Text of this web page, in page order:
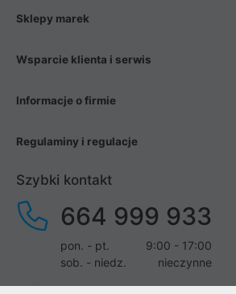
Sklepy marek
Wsparcie klienta i serwis
Informacje o firmie
Regulaminy i regulacje
Szybki kontakt
664 999 933
pon. - pt.
9:00 - 17:00
sob. - niedz.
nieczynne